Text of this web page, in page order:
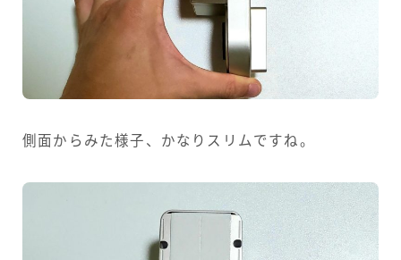
側面からみた様子、かなりスリムですね。